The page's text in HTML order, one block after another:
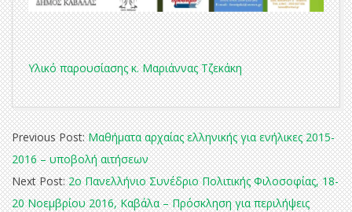
Υλικό παρουσίασης κ. Μαριάννας Τζεκάκη
2015-
12-
06
Previous Post:Μαθήματα αρχαίας ελληνικής για ενήλικες 2015-
2016 – υποβολή αιτήσεων
Next Post:2ο Πανελλήνιο Συνέδριο Πολιτικής Φιλοσοφίας, 18-
20 Νοεμβρίου 2016, Καβάλα – Πρόσκληση για περιλήψεις